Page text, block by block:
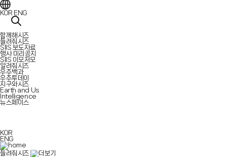
KOR ENG
함께해시즈
들려줘시즈
SIIS 보도자료
행사 미리공지
SIIS 이모저모
알려줘시즈
우주백과
우주투데이
지구와시즈
Earth and Us
Intelligence
뉴스페이스
KOR
ENG
들려줘시즈